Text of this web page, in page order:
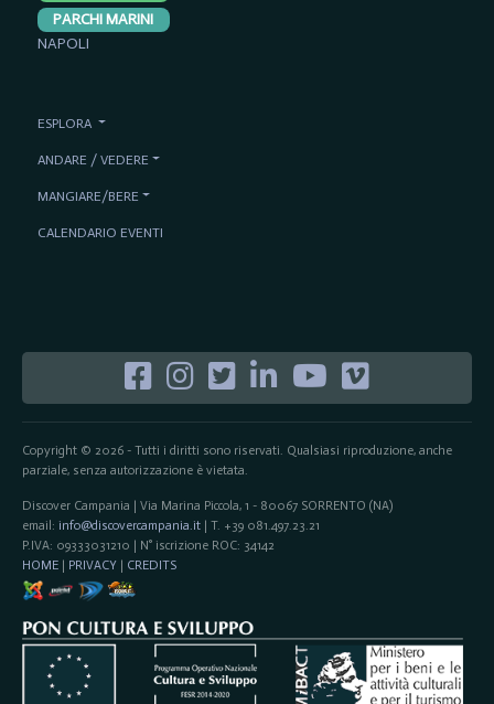
Copyright © 2026 - Tutti i diritti sono riservati. Qualsiasi riproduzione, anche
parziale, senza autorizzazione è vietata.
Discover Campania | Via Marina Piccola, 1 - 80067 SORRENTO (NA)
email: info@discovercampania.it| T. +39 081.497.23.21
P.IVA: 09333031210 | N° iscrizione ROC: 34142
HOME| PRIVACY | CREDITS
PARCHI MARINI
NAPOLI
ESPLORA
ANDARE / VEDERE
MANGIARE/BERE
CALENDARIO EVENTI